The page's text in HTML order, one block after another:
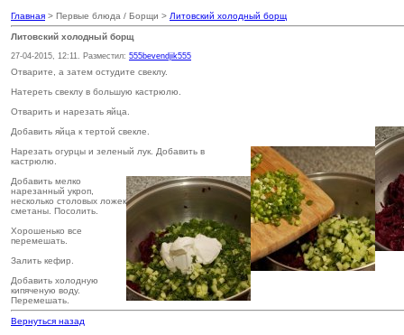
Главная > Первые блюда / Борщи > Литовский холодный борщ
Литовский холодный борщ
27-04-2015, 12:11. Разместил: 555bevendjik555
Отварите, а затем остудите свеклу.
Натереть свеклу в большую кастрюлю.
Отварить и нарезать яйца.
Добавить яйца к тертой свекле.
Нарезать огурцы и зеленый лук. Добавить в
кастрюлю.
Добавить мелко
нарезанный укроп,
несколько столовых ложек
сметаны. Посолить.
Хорошенько все
перемешать.
Залить кефир.
Добавить холодную
кипяченую воду.
Перемешать.
Вернуться назад